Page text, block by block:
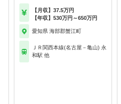
【月収】37.5万円
【年収】530万円～650万円
愛知県 海部郡蟹江町
ＪＲ関西本線(名古屋－亀山) 永
和駅 他